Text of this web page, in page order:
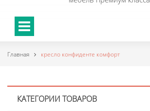
Главная кресло конфиденте комфорт
КАТЕГОРИИ ТОВАРОВ